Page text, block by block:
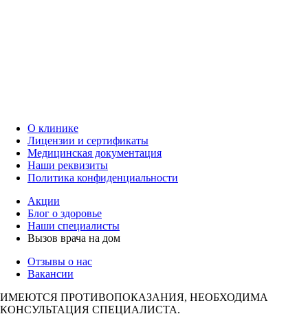
О клинике
Лицензии и сертификаты
Медицинская документация
Наши реквизиты
Политика конфиденциальности
Акции
Блог о здоровье
Наши специалисты
Вызов врача на дом
Отзывы о нас
Вакансии
ИМЕЮТСЯ ПРОТИВОПОКАЗАНИЯ, НЕОБХОДИМА
КОНСУЛЬТАЦИЯ СПЕЦИАЛИСТА.